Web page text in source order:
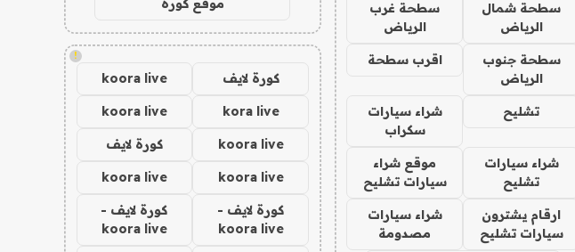
سطحة شمال
الرياض
سطحة غرب
الرياض
سطحة جنوب
الرياض
اقرب سطحة
تشليح
شراء سيارات
سكراب
شراء سيارات
تشليح
موقع شراء
سيارات تشليح
ارقام يشترون
سيارات تشليح
شراء سيارات
مصدومة
موقع كورة
!
كورة لايف koora live
kora live
koora live
koora live كورة لايف
koora live
koora live
كورة لايف -
koora live
كورة لايف -
koora live